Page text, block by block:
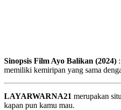
Sinopsis Film Ayo Balikan (2024)
memiliki kemiripan yang sama
LAYARWARNA21 merupakan
kapan pun kamu mau.